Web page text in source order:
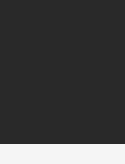
Demandez votre devis